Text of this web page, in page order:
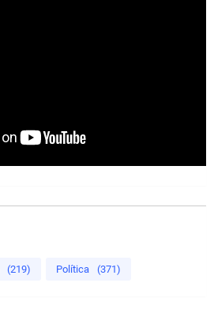
(219) Política (371)